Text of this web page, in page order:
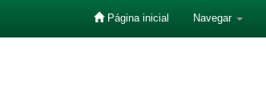
Página inicial Navegar